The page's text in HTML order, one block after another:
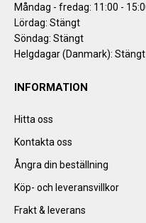
Måndag - fredag: 11:00 -
Lördag: Stängt
Söndag: Stängt
Helgdagar (Danmark): Stängt
INFORMATION
Hitta oss
Kontakta oss
Ångra din beställning
Köp- och leveransvillkor
Frakt & leverans